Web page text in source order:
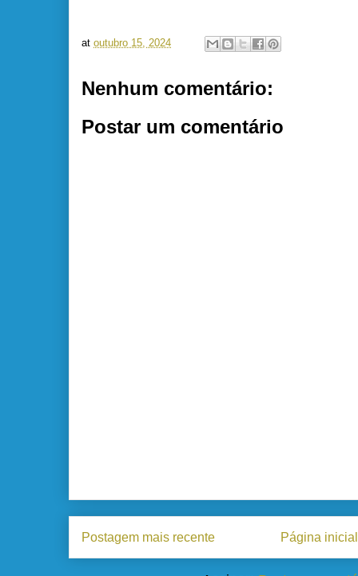
at outubro 15, 2024
Nenhum comentário:
Postar um comentário
Postagem mais recente Página inicial